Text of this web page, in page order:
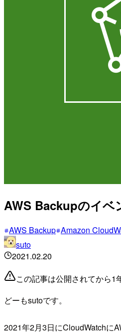
AWS Backupのイベ
AWS Backup Amazon
suto
2021.02.20
この記事は公開されてから1
どーもsutoです。
2021年2月3日にCloudWatchに